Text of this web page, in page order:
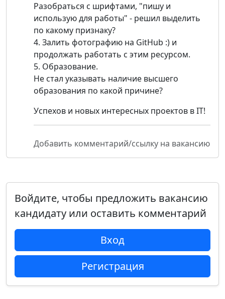
Разобраться с шрифтами, "пишу и
использую для работы" - решил выделить
по какому признаку?
4. Залить фотографию на GitHub :) и
продолжать работать с этим ресурсом.
5. Образование.
Не стал указывать наличие высшего
образования по какой причине?
Успехов и новых интересных проектов в IT!
Добавить комментарий/ссылку на вакансию
Войдите, чтобы предложить вакансию
кандидату или оставить комментарий
Вход
Регистрация